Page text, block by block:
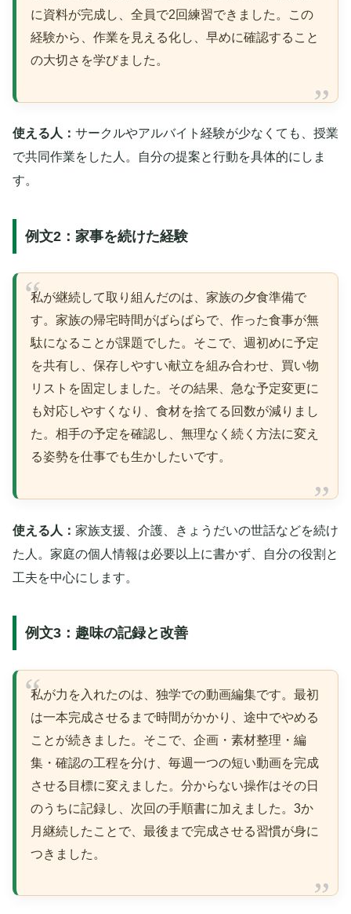
に資料が完成し、全員で2回練習できました。この
経験から、作業を見える化し、早めに確認すること
の大切さを学びました。
使える人： サークルやアルバイト経験が少なくても、授業
で共同作業をした人。自分の提案と行動を具体的にしま
す。
例文2：家事を続けた経験
私が継続して取り組んだのは、家族の夕食準備で
す。家族の帰宅時間がばらばらで、作った食事が無
駄になることが課題でした。そこで、週初めに予定
を共有し、保存しやすい献立を組み合わせ、買い物
リストを固定しました。その結果、急な予定変更に
も対応しやすくなり、食材を捨てる回数が減りまし
た。相手の予定を確認し、無理なく続く方法に変え
る姿勢を仕事でも生かしたいです。
使える人： 家族支援、介護、きょうだいの世話などを続け
た人。家庭の個人情報は必要以上に書かず、自分の役割と
工夫を中心にします。
例文3：趣味の記録と改善
私が力を入れたのは、独学での動画編集です。最初
は一本完成させるまで時間がかかり、途中でやめる
ことが続きました。そこで、企画・素材整理・編
集・確認の工程を分け、毎週一つの短い動画を完成
させる目標に変えました。分からない操作はその日
のうちに記録し、次回の手順書に加えました。3か
月継続したことで、最後まで完成させる習慣が身に
つきました。